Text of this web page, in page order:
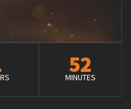
52
MINUTES